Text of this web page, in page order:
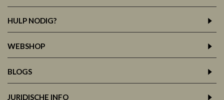
HULP NODIG?
WEBSHOP
BLOGS
JURIDISCHE INFO